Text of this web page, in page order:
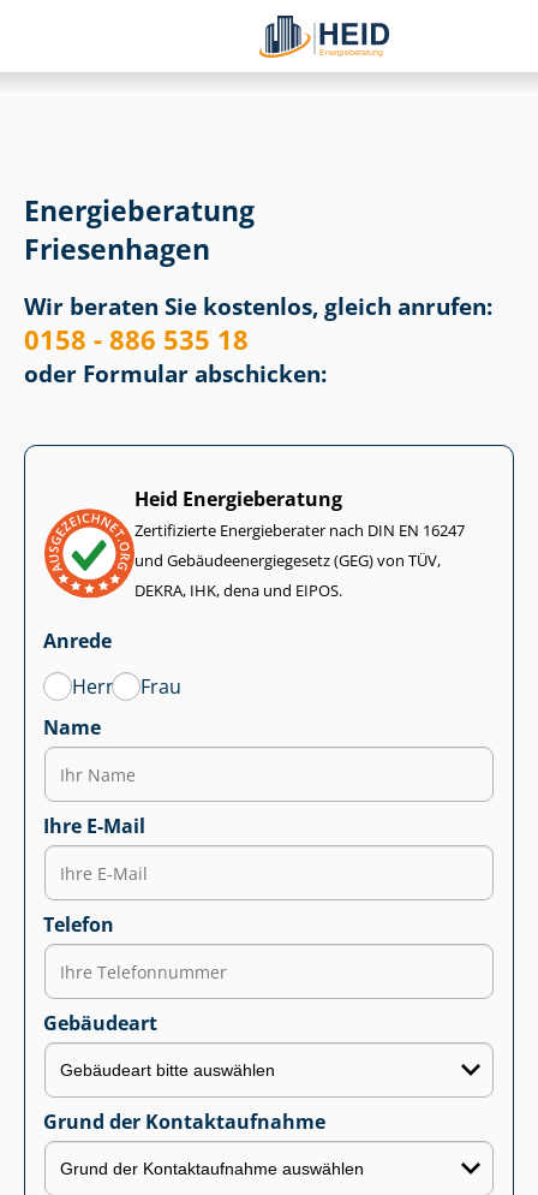
Energieberatung
Friesenhagen
Wir beraten Sie kostenlos, gleich anrufen:
0158 - 886 535 18
oder Formular abschicken:
Heid Energieberatung
Zertifizierte Energieberater nach DIN EN 16247
und Ge­bäu­de­en­er­gie­ge­setz (GEG) von TÜV,
DEKRA, IHK, dena und EIPOS.
Anrede
Herr
Frau
Name
Ihre E-Mail
Telefon
Gebäudeart
Grund der Kontaktaufnahme